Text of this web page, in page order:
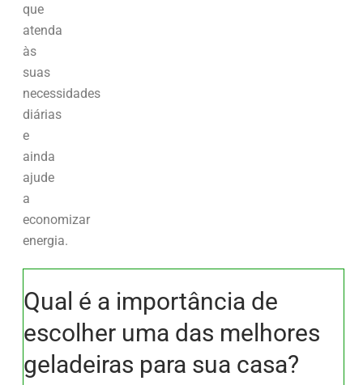
que
atenda
às
suas
necessidades
diárias
e
ainda
ajude
a
economizar
energia.
Qual é a importância de
escolher uma das melhores
geladeiras para sua casa?